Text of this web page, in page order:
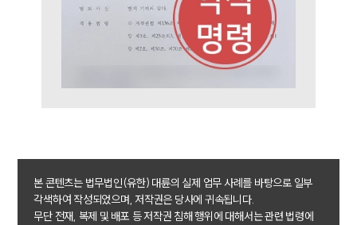
그룹소개
고객의 소리
통합검색
AI대륜
본 콘텐츠는 법무법인(유한) 대륜의 실제 업무 사례를 바탕으로 일부
각색하여 작성되었으며, 저작권은 당사에 귀속됩니다.
무단 전재, 복제 및 배포 등 저작권 침해 행위에 대해서는 관련 법령에